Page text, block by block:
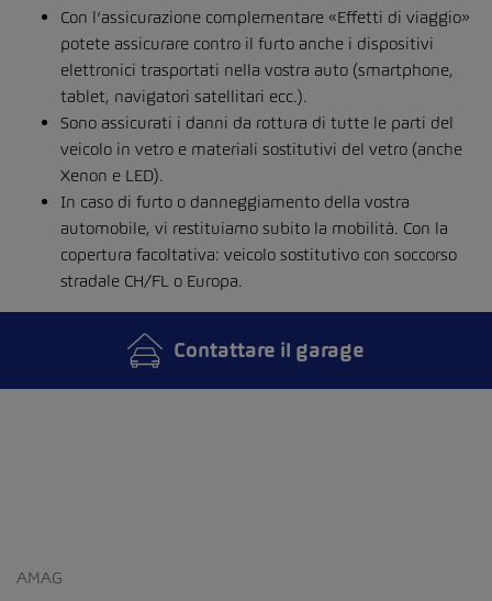
Con l’assicurazione complementare «Effetti di viaggio»
potete assicurare contro il furto anche i dispositivi
elettronici trasportati nella vostra auto (smartphone,
tablet, navigatori satellitari ecc.).
Sono assicurati i danni da rottura di tutte le parti del
veicolo in vetro e materiali sostitutivi del vetro (anche
Xenon e LED).
In caso di furto o danneggiamento della vostra
automobile, vi restituiamo subito la mobilità. Con la
copertura facoltativa: veicolo sostitutivo con soccorso
stradale CH/FL o Europa.
Contattare il garage
AMAG